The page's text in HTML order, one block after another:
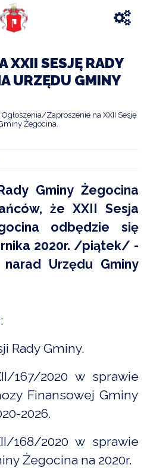
XXII SESJĘ RADY
URZĘDU GMINY
Zaproszenie na XXII Sesję
Żegocina.
Gminy Żegocina
że XXII Sesja
odbędzie się
2020r. /piątek/ -
Urzędu Gminy
Rady Gminy.
167/2020 w sprawie
Finansowej Gminy
2026.
168/2020 w sprawie
Żegocina na 2020r.